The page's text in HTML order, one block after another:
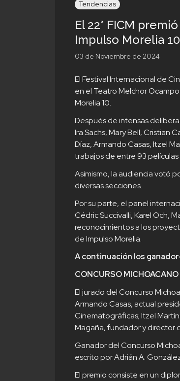
Tendencias
El 22° FICM
Impulso Morelia 10
03 de Noviembre de 2024
El Festival Internacional de
en el Teatro Melchor
Morelia 10.
Después de intensas
Ira Sachs, Mary Bell, Cristian
Díaz, Armando Casas, Itzel
trabajos de entre 93
Asimismo, la audiencia votó
diversas secciones.
Por su parte, el panel
Cédric Succivalli, Karel Och,
reconocimientos a los
de Impulso Morelia.
A continuación los
CONCURSO
El jurado del Concurso
Armando Casas, actual
Cinematográficas; Itzel
Magaña, fundador y director
Ganador del Concurso
escrito por Adrián A.
El premio consiste en un